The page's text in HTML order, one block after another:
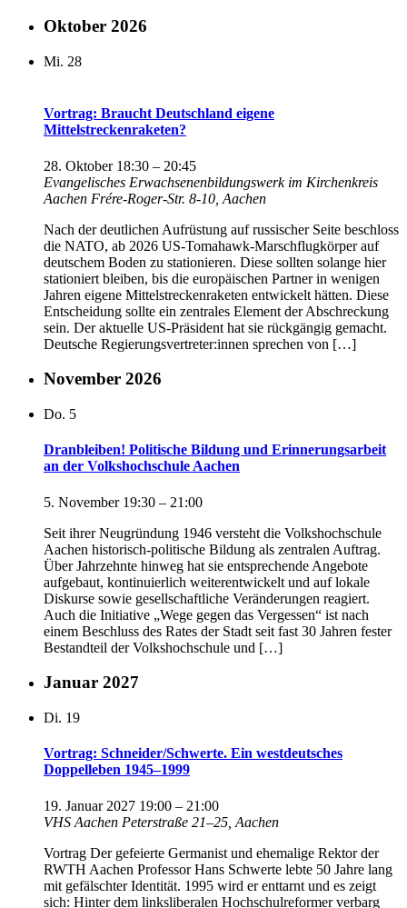
Oktober 2026
Mi. 28
Vortrag: Braucht Deutschland eigene
Mittelstreckenraketen?
28. Oktober 18:30 – 20:45
Evangelisches Erwachsenenbildungswerk im Kirchenkreis
Aachen Frére-Roger-Str. 8-10, Aachen
Nach der deutlichen Aufrüstung auf russischer Seite beschloss
die NATO, ab 2026 US-Tomahawk-Marschflugkörper auf
deutschem Boden zu stationieren. Diese sollten solange hier
stationiert bleiben, bis die europäischen Partner in wenigen
Jahren eigene Mittelstreckenraketen entwickelt hätten. Diese
Entscheidung sollte ein zentrales Element der Abschreckung
sein. Der aktuelle US-Präsident hat sie rückgängig gemacht.
Deutsche Regierungsvertreter:innen sprechen von […]
November 2026
Do. 5
Dranbleiben! Politische Bildung und Erinnerungsarbeit
an der Volkshochschule Aachen
5. November 19:30 – 21:00
Seit ihrer Neugründung 1946 versteht die Volkshochschule
Aachen historisch-politische Bildung als zentralen Auftrag.
Über Jahrzehnte hinweg hat sie entsprechende Angebote
aufgebaut, kontinuierlich weiterentwickelt und auf lokale
Diskurse sowie gesellschaftliche Veränderungen reagiert.
Auch die Initiative „Wege gegen das Vergessen“ ist nach
einem Beschluss des Rates der Stadt seit fast 30 Jahren fester
Bestandteil der Volkshochschule und […]
Januar 2027
Di. 19
Vortrag: Schneider/Schwerte. Ein westdeutsches
Doppelleben 1945–1999
19. Januar 2027 19:00 – 21:00
VHS Aachen Peterstraße 21–25, Aachen
Vortrag Der gefeierte Germanist und ehemalige Rektor der
RWTH Aachen Professor Hans Schwerte lebte 50 Jahre lang
mit gefälschter Identität. 1995 wird er enttarnt und es zeigt
sich: Hinter dem linksliberalen Hochschulreformer verbarg